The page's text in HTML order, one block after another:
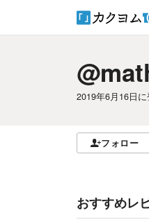
2019年6月16日
フォロー
おすすめレ